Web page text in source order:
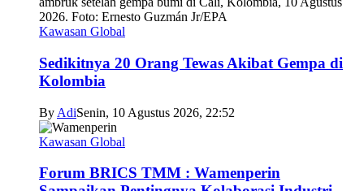
Kawasan Global
Sedikitnya 20 Orang Tewas Akibat Gempa di
Kolombia
By AdiSenin, 10 Agustus 2026, 22:52
Kawasan Global
Forum BRICS TMM : Wamenperin